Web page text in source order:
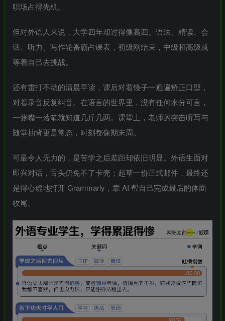
职场占得先机。
但对外语人来说，大学四年却过得像高四。语法、精读、会
话、听力、写作轮番霸占课表，初级刚结束，中级和高级就
等着自己去挑战。
还有雷打不动的清晨早读，课后对着镜子一遍遍矫正口型，
对着录音反复纠音。在语言的世界里，没有任何水分可言，
一张嘴一落笔就知道几斤几两。课堂上，老师的突击听写与
随堂抽背更是常态，时刻都像期末周。
可最令人无力的，是苦学之后差距却依旧明显。外语生面对
即兴对话，舌头仍免不了卡壳；起草一份正式邮件，最终还
是得心虚地打开Grammarly ，靠 AI 帮自己完成最后的体面
收尾。